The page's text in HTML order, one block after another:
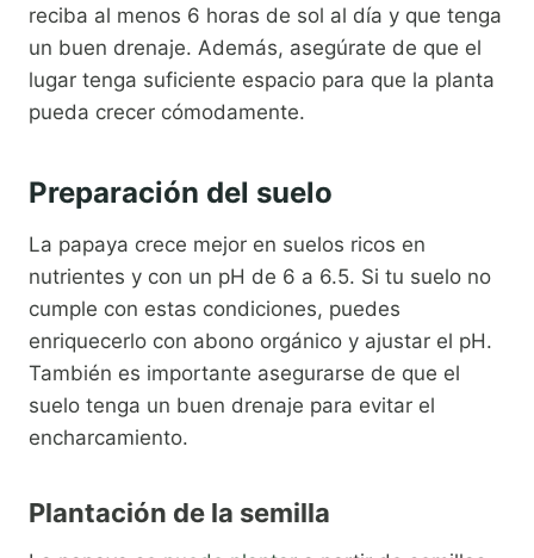
reciba al menos 6 horas de sol al día y que tenga
un buen drenaje. Además, asegúrate de que el
lugar tenga suficiente espacio para que la planta
pueda crecer cómodamente.
Preparación del suelo
La papaya crece mejor en suelos ricos en
nutrientes y con un pH de 6 a 6.5. Si tu suelo no
cumple con estas condiciones, puedes
enriquecerlo con abono orgánico y ajustar el pH.
También es importante asegurarse de que el
suelo tenga un buen drenaje para evitar el
encharcamiento.
Plantación de la semilla